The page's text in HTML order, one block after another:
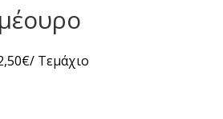
€/ Τεμάχιο